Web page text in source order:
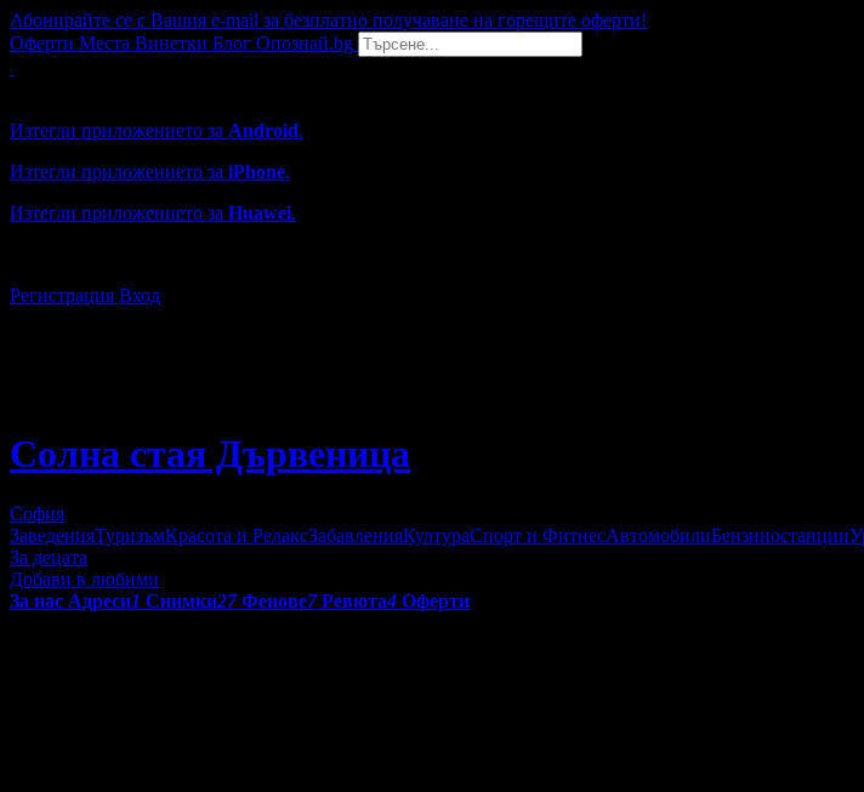
Абонирайте се с Вашия e-mail за безплатно получаване на горещите оферти!
Оферти Места Винетки Блог Опознай.bg
Изтегли приложението за Android.
Изтегли приложението за iPhone.
Изтегли приложението за Huawei.
Регистрация Вход
Солна стая Дървеница
София
ЗаведенияТуризъмКрасота и РелаксЗабавленияКултураСпорт и ФитнесАвтомобилиБензиностанции
За децата
Добави в любими
За нас Адреси1 Снимки27 Фенове7 Ревюта4 Оферти